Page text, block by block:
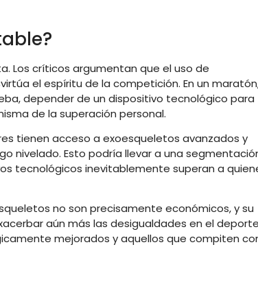
Los críticos argumentan que el uso de
el espíritu de la competición. En un
depender de un dispositivo tecnológico para
de la superación personal.
tienen acceso a exoesqueletos avanzados y
nivelado. Esto podría llevar a una
tecnológicos inevitablemente superan a
no son precisamente económicos, y su
aún más las desigualdades en el
mejorados y aquellos que compiten